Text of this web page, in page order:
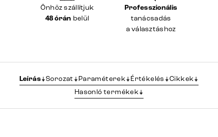
Önhöz szállítjuk
48 órán belül
Professzionális
tanácsadás
a választáshoz
Leírás Sorozat Paraméterek Értékelés
Cikkek
Hasonló termékek